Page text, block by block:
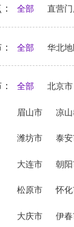
全部 直营
全部 华北
全部 北京市
眉山市 凉山
潍坊市 泰
大连市 朝
松原市 怀化
大庆市 伊